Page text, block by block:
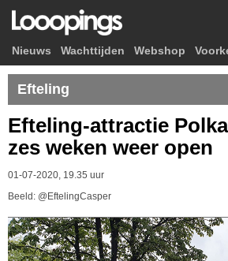
Nieuws Wachttijden Webshop
Efteling
Efteling-attractie
zes weken weer open
01-07-2020, 19.35 uur
Beeld: @EftelingCasper